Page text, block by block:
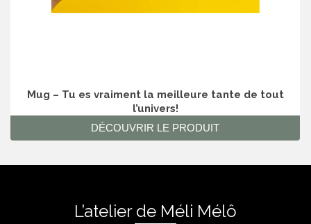
Mug – Tu es vraiment la meilleure tante de tout
l’univers!
DÉCOUVRIR LE PRODUIT
L’atelier de Méli Mélô